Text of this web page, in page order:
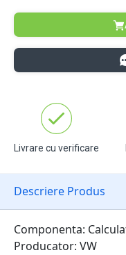
Livrare cu verificare
Descriere Produs
Componenta:
Producator: VW